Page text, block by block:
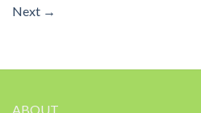
Next →
ABOUT